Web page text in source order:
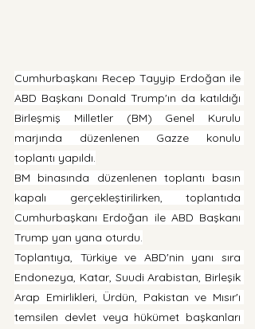
Cumhurbaşkanı Recep Tayyip Erdoğan ile
ABD Başkanı Donald Trump'ın da katıldığı
Birleşmiş Milletler (BM) Genel Kurulu
marjında düzenlenen Gazze konulu
toplantı yapıldı.
BM binasında düzenlenen toplantı basın
kapalı gerçekleştirilirken, toplantıda
Cumhurbaşkanı Erdoğan ile ABD Başkanı
Trump yan yana oturdu.
Toplantıya, Türkiye ve ABD'nin yanı sıra
Endonezya, Katar, Suudi Arabistan, Birleşik
Arap Emirlikleri, Ürdün, Pakistan ve Mısır'ı
temsilen devlet veya hükümet başkanları